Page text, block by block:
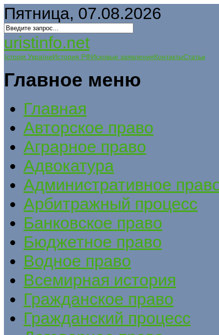
Пятница, 07.08.2026
uristinfo.net
Історія УкраїниИстория РФИсковые заявленияКонтактыСтатьи
Главное меню
Главная
Авторское право
Аграрное право
Адвокатура
Административное
Арбитражный процесс
Банковское право
Бюджетное право
Водное право
Всемирная история
Гражданское право
Гражданский процесс